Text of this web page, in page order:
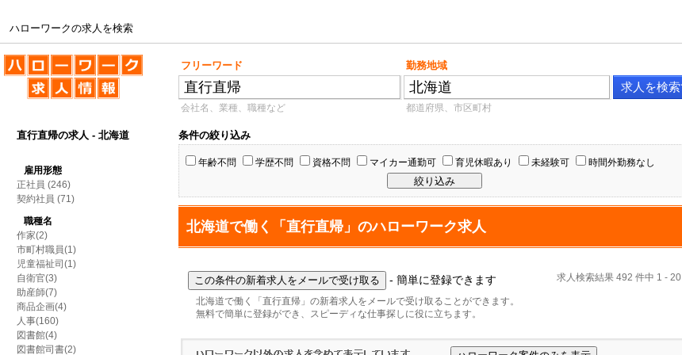
ハローワークの求人を検索
ハローワークの求人を検索 フリーワード 勤務地域
会社名、業種、職種など 都道府県、市区町村
直行直帰の求人 - 北海道
雇用形態
正社員 (246)
契約社員 (71)
職種名
作家(2)
市町村職員(1)
児童福祉司(1)
自衛官(3)
助産師(7)
商品企画(4)
人事(160)
図書館(4)
図書館司書(2)
条件の絞り込み
年齢不問 学歴不問 資格不問 マイカー通勤可 育児休暇あり 未経験可 時間外勤務なし
北海道で働く「直行直帰」のハローワーク求人
求人検索結果 492 件中 1 - 20
- 簡単に登録できます
北海道で働く「直行直帰」の新着求人をメールで受け取ることができます。
無料で簡単に登録ができ、スピーディな仕事探しに役に立ちます。